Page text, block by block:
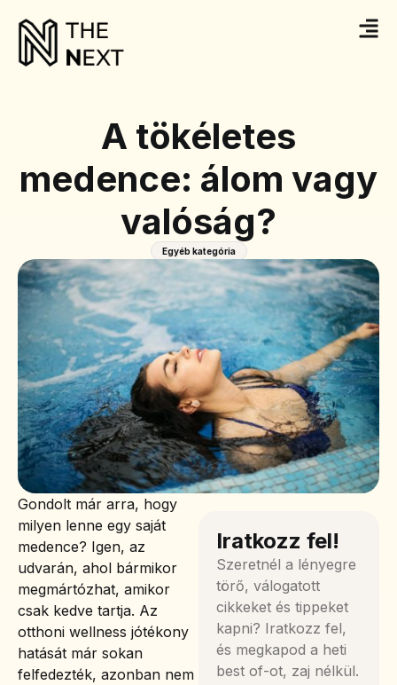
A tökéletes
medence: álom vagy
valóság?
Egyéb kategória
Gondolt már arra, hogy
milyen lenne egy saját
medence? Igen, az
udvarán, ahol bármikor
megmártózhat, amikor
csak kedve tartja. Az
otthoni wellness jótékony
hatását már sokan
felfedezték, azonban nem
Iratkozz fel!
Szeretnél a lényegre
törő, válogatott
cikkeket és tippeket
kapni? Iratkozz fel,
és megkapod a heti
best of-ot, zaj nélkül.